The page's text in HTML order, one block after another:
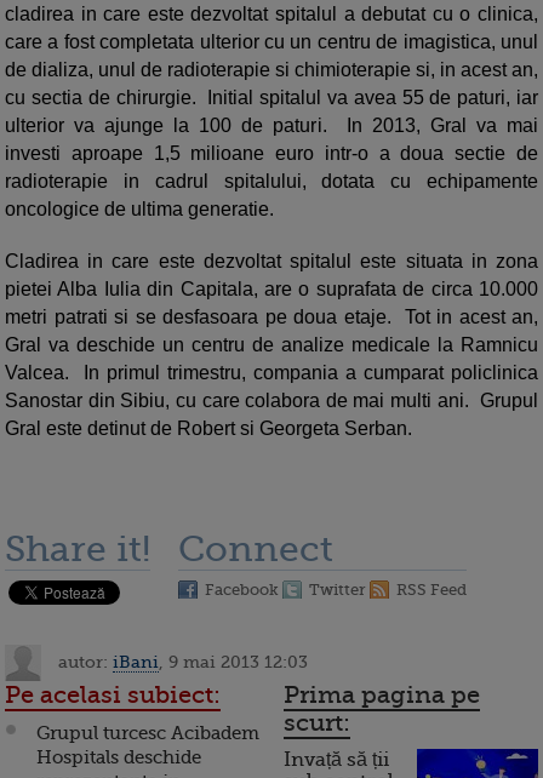
cladirea in care este dezvoltat spitalul a debutat cu o clinica,
care a fost completata ulterior cu un centru de imagistica, unul
de dializa, unul de radioterapie si chimioterapie si, in acest an,
cu sectia de chirurgie. Initial spitalul va avea 55 de paturi, iar
ulterior va ajunge la 100 de paturi. In 2013, Gral va mai
investi aproape 1,5 milioane euro intr-o a doua sectie de
radioterapie in cadrul spitalului, dotata cu echipamente
oncologice de ultima generatie.
Cladirea in care este dezvoltat spitalul este situata in zona
pietei Alba Iulia din Capitala, are o suprafata de circa 10.000
metri patrati si se desfasoara pe doua etaje. Tot in acest an,
Gral va deschide un centru de analize medicale la Ramnicu
Valcea. In primul trimestru, compania a cumparat policlinica
Sanostar din Sibiu, cu care colabora de mai multi ani. Grupul
Gral este detinut de Robert si Georgeta Serban.
Share it! Connect
Facebook Twitter RSS Feed
autor: iBani , 9 mai 2013 12:03
Pe acelasi subiect:
Grupul turcesc Acibadem
Hospitals deschide
Prima pagina pe
scurt:
Invață să ții